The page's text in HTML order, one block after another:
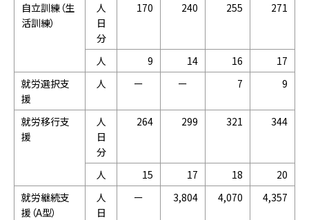
自立訓練（生
活訓練）
人
日
分
170 240 255 271
人 9 14 16
17
就労選択支
援
人 ー ー 7 9
就労移行支
援
人
日
分
264 299 321 344
人 15 17 18
20
就労継続支
援（A型）
人
日
ー 3,804 4,070 4,357